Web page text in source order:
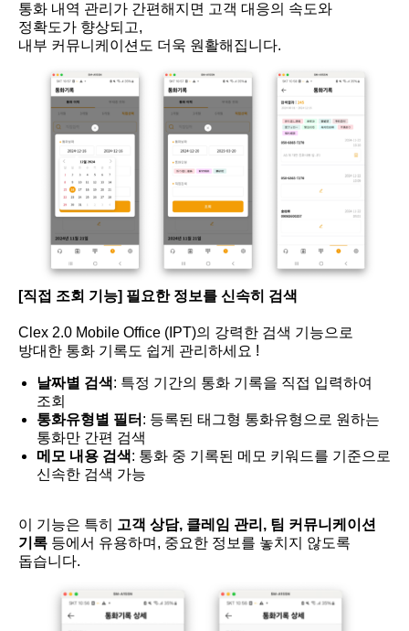
통화 내역 관리가 간편해지면 고객 대응의 속도와
정확도가 향상되고,
내부 커뮤니케이션도 더욱 원활해집니다.
[직접 조회 기능] 필요한 정보를 신속히 검색
Clex 2.0 Mobile Office (IPT)의 강력한 검색 기능으로
방대한 통화 기록도 쉽게 관리하세요 !
날짜별 검색: 특정 기간의 통화 기록을 직접 입력하여
조회
통화유형별 필터 : 등록된 태그형 통화유형으로 원하는
통화만 간편 검색
메모 내용 검색: 통화 중 기록된 메모 키워드를 기준으로
신속한 검색 가능
이 기능은 특히 고객 상담, 클레임 관리, 팀 커뮤니케이션
기록 등에서 유용하며, 중요한 정보를 놓치지 않도록
돕습니다.